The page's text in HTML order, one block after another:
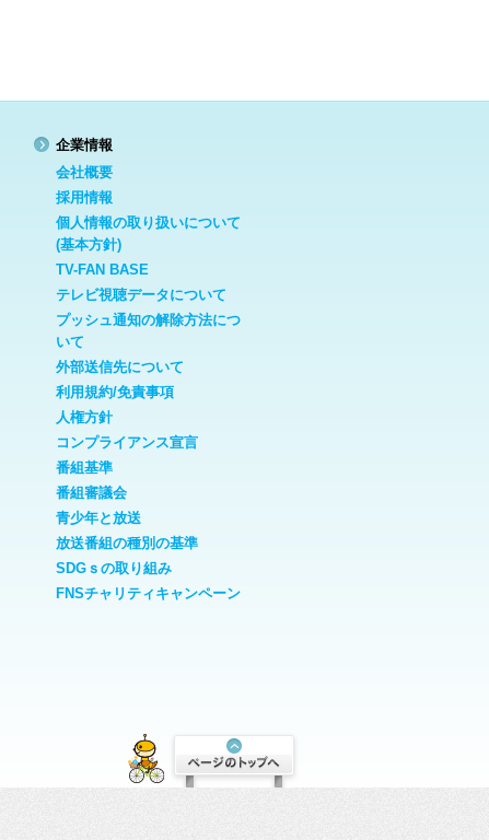
企業情報
会社概要
採用情報
個人情報の取り扱いについて
(基本方針)
TV-FAN BASE
テレビ視聴データについて
プッシュ通知の解除方法につ
いて
外部送信先について
利用規約/免責事項
人権方針
コンプライアンス宣言
番組基準
番組審議会
青少年と放送
放送番組の種別の基準
SDGｓの取り組み
FNSチャリティキャンペーン